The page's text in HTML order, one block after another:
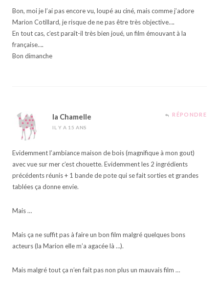
Bon, moi je l’ai pas encore vu, loupé au ciné, mais comme j’adore
Marion Cotillard, je risque de ne pas être très objective….
En tout cas, c’est paraît-il très bien joué, un film émouvant à la
française….
Bon dimanche
la Chamelle
IL Y A 15 ANS
RÉPONDRE
Evidemment l’ambiance maison de bois (magnifique à mon gout)
avec vue sur mer c’est chouette. Evidemment les 2 ingrédients
précédents réunis + 1 bande de pote qui se fait sorties et grandes
tablées ça donne envie.
Mais …
Mais ça ne suffit pas à faire un bon film malgré quelques bons
acteurs (la Marion elle m’a agacée là …).
Mais malgré tout ça n’en fait pas non plus un mauvais film …